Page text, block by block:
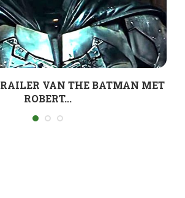
VAN THE BATMAN MET
ROBERT...